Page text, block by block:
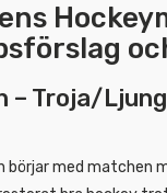
– Troja/
börjar med matchen